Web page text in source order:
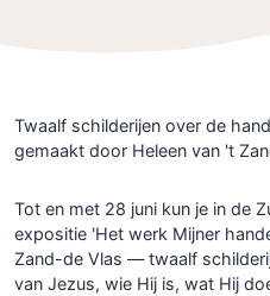
Twaalf schilderijen over de
gemaakt door Heleen van 't
Tot en met 28 juni kun je in de
expositie 'Het werk Mijner
Zand-de Vlas — twaalf
van Jezus, wie Hij is, wat Hij